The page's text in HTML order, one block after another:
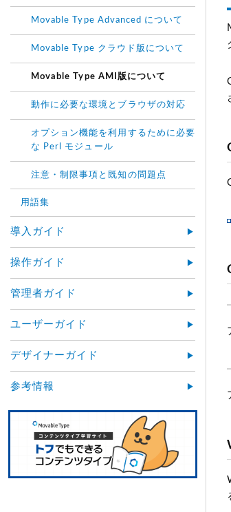
Movable Type Advanced について
Movable Type クラウド版について
Movable Type AMI版について
動作に必要な環境とブラウザの対応
オプション機能を利用するために必要
な Perl モジュール
注意・制限事項と既知の問題点
用語集
導入ガイド
操作ガイド
管理者ガイド
ユーザーガイド
デザイナーガイド
参考情報